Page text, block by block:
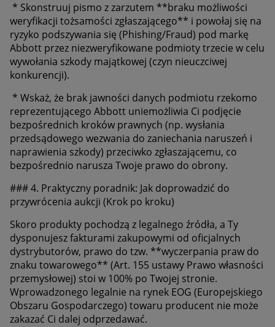
* Skonstruuj pismo z zarzutem **braku możliwości
weryfikacji tożsamości zgłaszającego** i powołaj się na
ryzyko podszywania się (Phishing/Fraud) pod markę
Abbott przez niezweryfikowane podmioty trzecie w celu
wywołania szkody majątkowej (czyn nieuczciwej
konkurencji).
* Wskaż, że brak jawności danych podmiotu rzekomo
reprezentującego Abbott uniemożliwia Ci podjęcie
bezpośrednich kroków prawnych (np. wysłania
przedsądowego wezwania do zaniechania naruszeń i
naprawienia szkody) przeciwko zgłaszającemu, co
bezpośrednio narusza Twoje prawo do obrony.
### 4. Praktyczny poradnik: Jak doprowadzić do
przywrócenia aukcji (Krok po kroku)
Skoro produkty pochodzą z legalnego źródła, a Ty
dysponujesz fakturami zakupowymi od oficjalnych
dystrybutorów, prawo do tzw. **wyczerpania praw do
znaku towarowego** (Art. 155 ustawy Prawo własności
przemysłowej) stoi w 100% po Twojej stronie.
Wprowadzonego legalnie na rynek EOG (Europejskiego
Obszaru Gospodarczego) towaru producent nie może
zakazać Ci dalej odprzedawać.